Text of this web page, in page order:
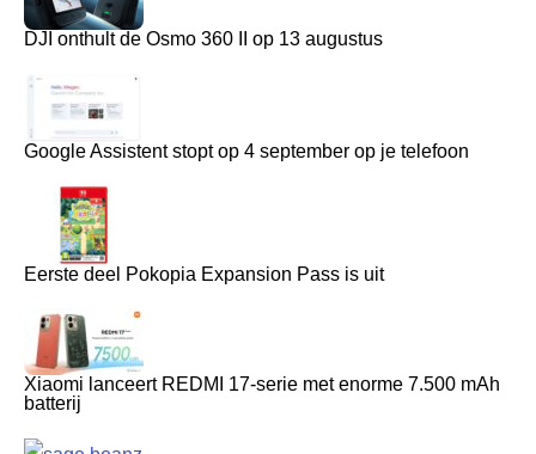
DJI onthult de Osmo 360 II op 13 augustus
Google Assistent stopt op 4 september op je telefoon
Eerste deel Pokopia Expansion Pass is uit
Xiaomi lanceert REDMI 17-serie met enorme 7.500 mAh
batterij